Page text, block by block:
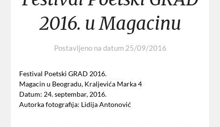
2016. u Magacinu
Postavljeno na datum 25/09/2016
Festival Poetski GRAD 2016.
Magacin u Beogradu, Kraljevića Marka 4
Datum: 24. septembar, 2016.
Autorka fotografija: Lidija Antonović